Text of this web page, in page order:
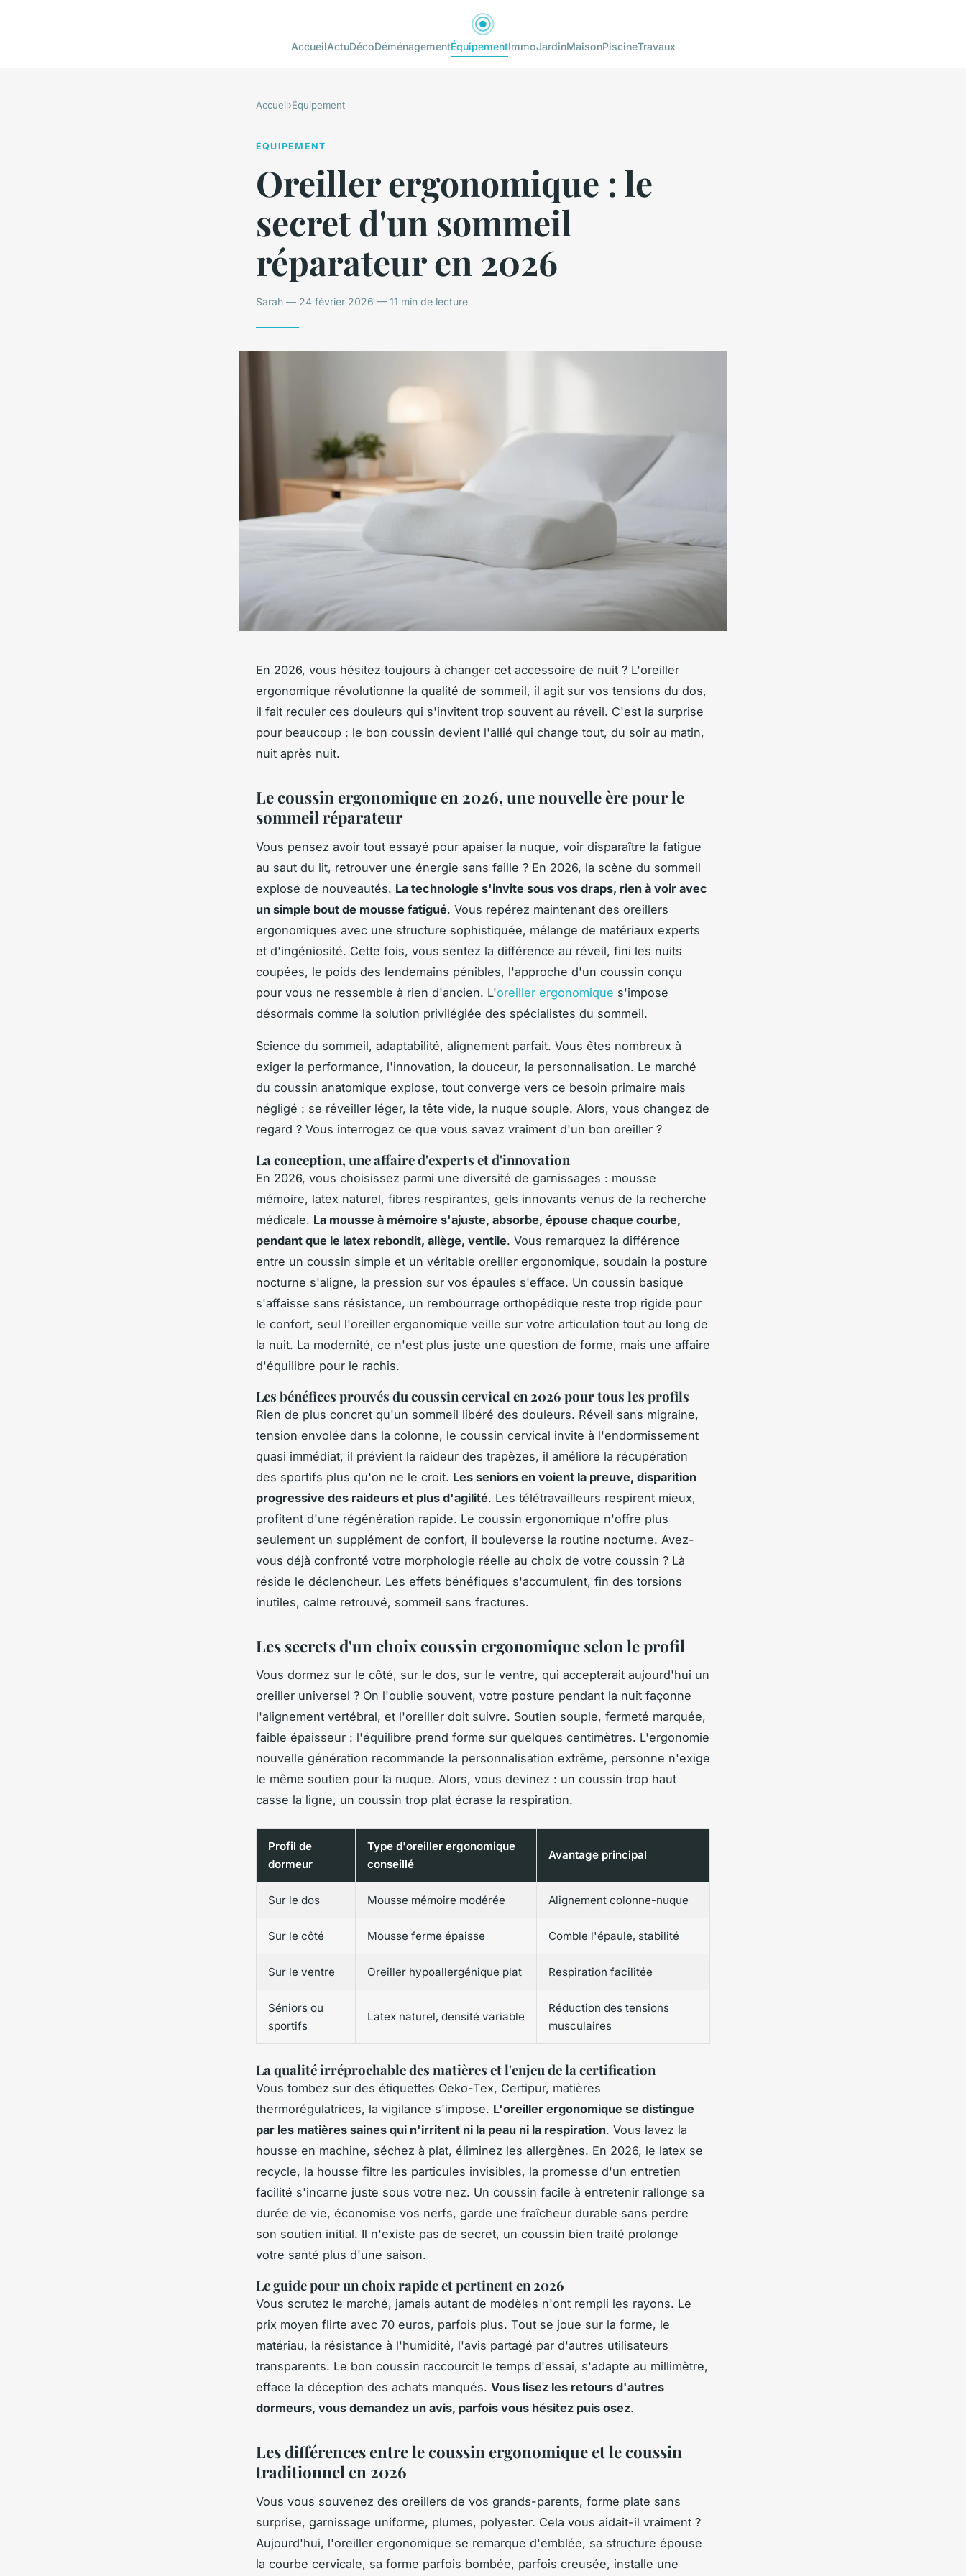
AccueilActuDécoDéménagementÉquipementImmoJardinMaisonPiscineTravaux
Accueil›Équipement
ÉQUIPEMENT
Oreiller ergonomique : le
secret d'un sommeil
réparateur en 2026
Sarah — 24 février 2026 — 11 min de lecture
En 2026, vous hésitez toujours à changer cet accessoire de nuit ? L'oreiller
ergonomique révolutionne la qualité de sommeil, il agit sur vos tensions du dos,
il fait reculer ces douleurs qui s'invitent trop souvent au réveil. C'est la surprise
pour beaucoup : le bon coussin devient l'allié qui change tout, du soir au matin,
nuit après nuit.
Le coussin ergonomique en 2026, une nouvelle ère pour le
sommeil réparateur
Vous pensez avoir tout essayé pour apaiser la nuque, voir disparaître la fatigue
au saut du lit, retrouver une énergie sans faille ? En 2026, la scène du sommeil
explose de nouveautés. La technologie s'invite sous vos draps, rien à voir avec
un simple bout de mousse fatigué. Vous repérez maintenant des oreillers
ergonomiques avec une structure sophistiquée, mélange de matériaux experts
et d'ingéniosité. Cette fois, vous sentez la différence au réveil, fini les nuits
coupées, le poids des lendemains pénibles, l'approche d'un coussin conçu
pour vous ne ressemble à rien d'ancien. L'oreiller ergonomique s'impose
désormais comme la solution privilégiée des spécialistes du sommeil.
Science du sommeil, adaptabilité, alignement parfait. Vous êtes nombreux à
exiger la performance, l'innovation, la douceur, la personnalisation. Le marché
du coussin anatomique explose, tout converge vers ce besoin primaire mais
négligé : se réveiller léger, la tête vide, la nuque souple. Alors, vous changez de
regard ? Vous interrogez ce que vous savez vraiment d'un bon oreiller ?
La conception, une affaire d'experts et d'innovation
En 2026, vous choisissez parmi une diversité de garnissages : mousse
mémoire, latex naturel, fibres respirantes, gels innovants venus de la recherche
médicale. La mousse à mémoire s'ajuste, absorbe, épouse chaque courbe,
pendant que le latex rebondit, allège, ventile. Vous remarquez la différence
entre un coussin simple et un véritable oreiller ergonomique, soudain la posture
nocturne s'aligne, la pression sur vos épaules s'efface. Un coussin basique
s'affaisse sans résistance, un rembourrage orthopédique reste trop rigide pour
le confort, seul l'oreiller ergonomique veille sur votre articulation tout au long de
la nuit. La modernité, ce n'est plus juste une question de forme, mais une affaire
d'équilibre pour le rachis.
Les bénéfices prouvés du coussin cervical en 2026 pour tous les profils
Rien de plus concret qu'un sommeil libéré des douleurs. Réveil sans migraine,
tension envolée dans la colonne, le coussin cervical invite à l'endormissement
quasi immédiat, il prévient la raideur des trapèzes, il améliore la récupération
des sportifs plus qu'on ne le croit. Les seniors en voient la preuve, disparition
progressive des raideurs et plus d'agilité. Les télétravailleurs respirent mieux,
profitent d'une régénération rapide. Le coussin ergonomique n'offre plus
seulement un supplément de confort, il bouleverse la routine nocturne. Avez-
vous déjà confronté votre morphologie réelle au choix de votre coussin ? Là
réside le déclencheur. Les effets bénéfiques s'accumulent, fin des torsions
inutiles, calme retrouvé, sommeil sans fractures.
Les secrets d'un choix coussin ergonomique selon le profil
Vous dormez sur le côté, sur le dos, sur le ventre, qui accepterait aujourd'hui un
oreiller universel ? On l'oublie souvent, votre posture pendant la nuit façonne
l'alignement vertébral, et l'oreiller doit suivre. Soutien souple, fermeté marquée,
faible épaisseur : l'équilibre prend forme sur quelques centimètres. L'ergonomie
nouvelle génération recommande la personnalisation extrême, personne n'exige
le même soutien pour la nuque. Alors, vous devinez : un coussin trop haut
casse la ligne, un coussin trop plat écrase la respiration.
Profil de
dormeur
Type d'oreiller ergonomique
conseillé
Avantage principal
Sur le dos Mousse mémoire modérée Alignement colonne-nuque
Sur le côté Mousse ferme épaisse Comble l'épaule, stabilité
Sur le ventre Oreiller hypoallergénique plat Respiration facilitée
Séniors ou
sportifs
Latex naturel, densité variable
Réduction des tensions
musculaires
La qualité irréprochable des matières et l'enjeu de la certification
Vous tombez sur des étiquettes Oeko-Tex, Certipur, matières
thermorégulatrices, la vigilance s'impose. L'oreiller ergonomique se distingue
par les matières saines qui n'irritent ni la peau ni la respiration. Vous lavez la
housse en machine, séchez à plat, éliminez les allergènes. En 2026, le latex se
recycle, la housse filtre les particules invisibles, la promesse d'un entretien
facilité s'incarne juste sous votre nez. Un coussin facile à entretenir rallonge sa
durée de vie, économise vos nerfs, garde une fraîcheur durable sans perdre
son soutien initial. Il n'existe pas de secret, un coussin bien traité prolonge
votre santé plus d'une saison.
Le guide pour un choix rapide et pertinent en 2026
Vous scrutez le marché, jamais autant de modèles n'ont rempli les rayons. Le
prix moyen flirte avec 70 euros, parfois plus. Tout se joue sur la forme, le
matériau, la résistance à l'humidité, l'avis partagé par d'autres utilisateurs
transparents. Le bon coussin raccourcit le temps d'essai, s'adapte au millimètre,
efface la déception des achats manqués. Vous lisez les retours d'autres
dormeurs, vous demandez un avis, parfois vous hésitez puis osez.
Les différences entre le coussin ergonomique et le coussin
traditionnel en 2026
Vous vous souvenez des oreillers de vos grands-parents, forme plate sans
surprise, garnissage uniforme, plumes, polyester. Cela vous aidait-il vraiment ?
Aujourd'hui, l'oreiller ergonomique se remarque d'emblée, sa structure épouse
la courbe cervicale, sa forme parfois bombée, parfois creusée, installe une